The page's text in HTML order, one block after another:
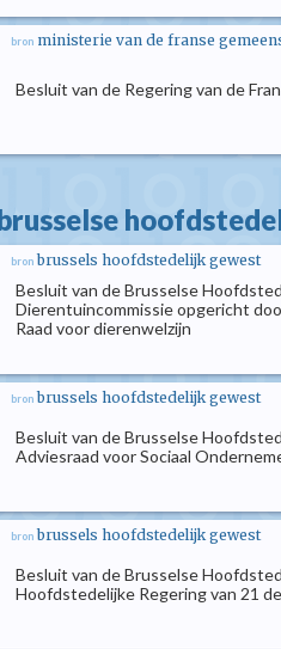
bron ministerie van de franse
Besluit van de Regering van de
bron brussels hoofdstedelijk gewest
Besluit van de Brusselse
Dierentuincommissie opgericht
Raad voor dierenwelzijn
bron brussels hoofdstedelijk gewest
Besluit van de Brusselse
Adviesraad voor Sociaal
bron brussels hoofdstedelijk gewest
Besluit van de Brusselse
Hoofdstedelijke Regering van 21